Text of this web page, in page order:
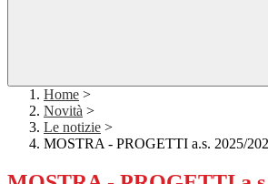
Home >
Novità >
Le notizie >
MOSTRA - PROGETTI a.s. 2025/